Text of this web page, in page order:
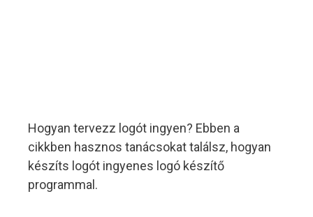
Hogyan tervezz logót ingyen? Ebben a
cikkben hasznos tanácsokat találsz, hogyan
készíts logót ingyenes logó készítő
programmal.